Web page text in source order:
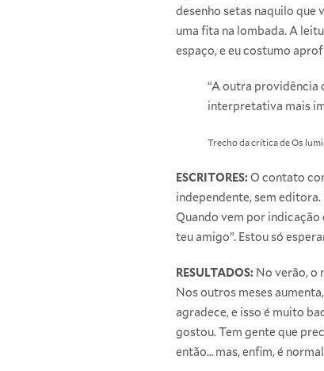
desenho setas naquilo que
uma fita na lombada. A
espaço, e eu costumo
“A outra providência
interpretativa mais
Trecho da crítica de Os
ESCRITORES: O contato
independente, sem
Quando vem por indicação
teu amigo”. Estou só
RESULTADOS: No verão, o
Nos outros meses
agradece, e isso é muito
gostou. Tem gente que
então… mas, enfim, é